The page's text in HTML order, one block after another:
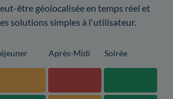
être géolocalisée en temps réel et
solutions simples à l'utilisateur.
Après-Midi Soirée